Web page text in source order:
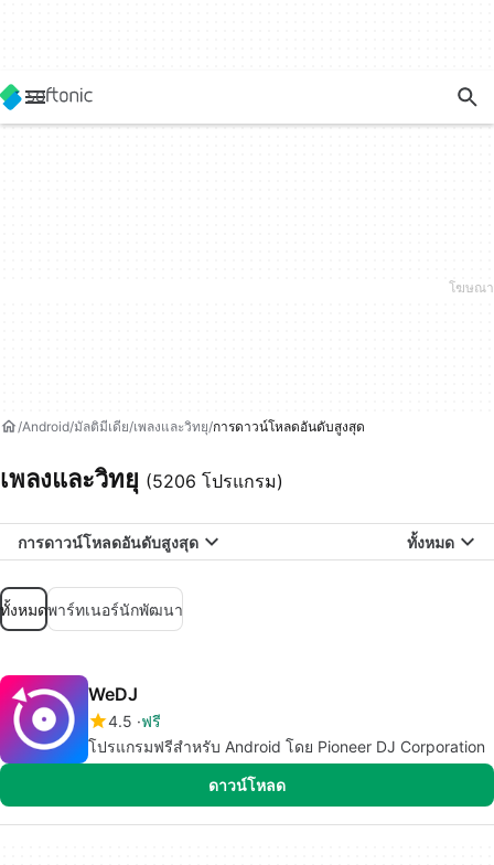
Android มัลติมีเดีย เพลงและวิทยุ การดาวน์โหลดอันดับสูงสุด
เพลงและวิทยุ (5206 โปรแกรม)
การดาวน์โหลดอันดับสูงสุด ทั้งหมด
ทั้งหมดพาร์ทเนอร์นักพัฒนา
WeDJ
4.5 ฟรี
โปรแกรมฟรีสำหรับ Android โดย Pioneer DJ Corporation
ดาวน์โหลด